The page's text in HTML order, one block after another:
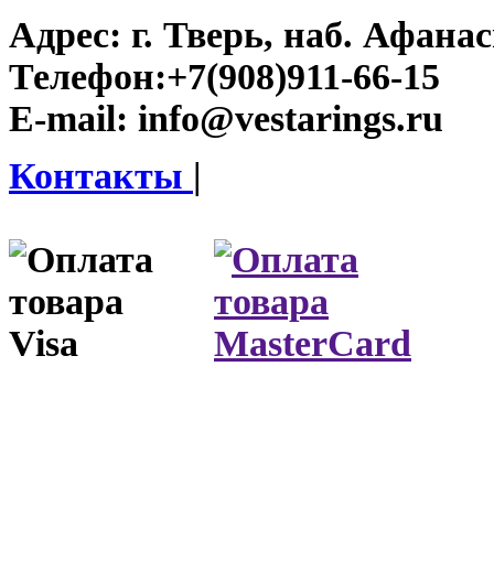
Адрес: г. Тверь, наб.
Телефон:+7(908)911-66-15
E-mail: info@vestarings.ru
Контакты |